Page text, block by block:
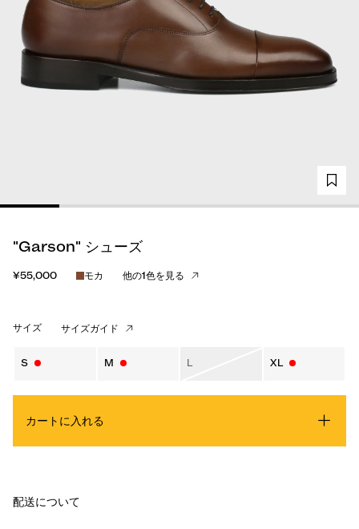
"Garson" シューズ
¥55,000 モカ 他の1色を見る
サイズ サイズガイド
S M L XL
カートに入れる
配送について